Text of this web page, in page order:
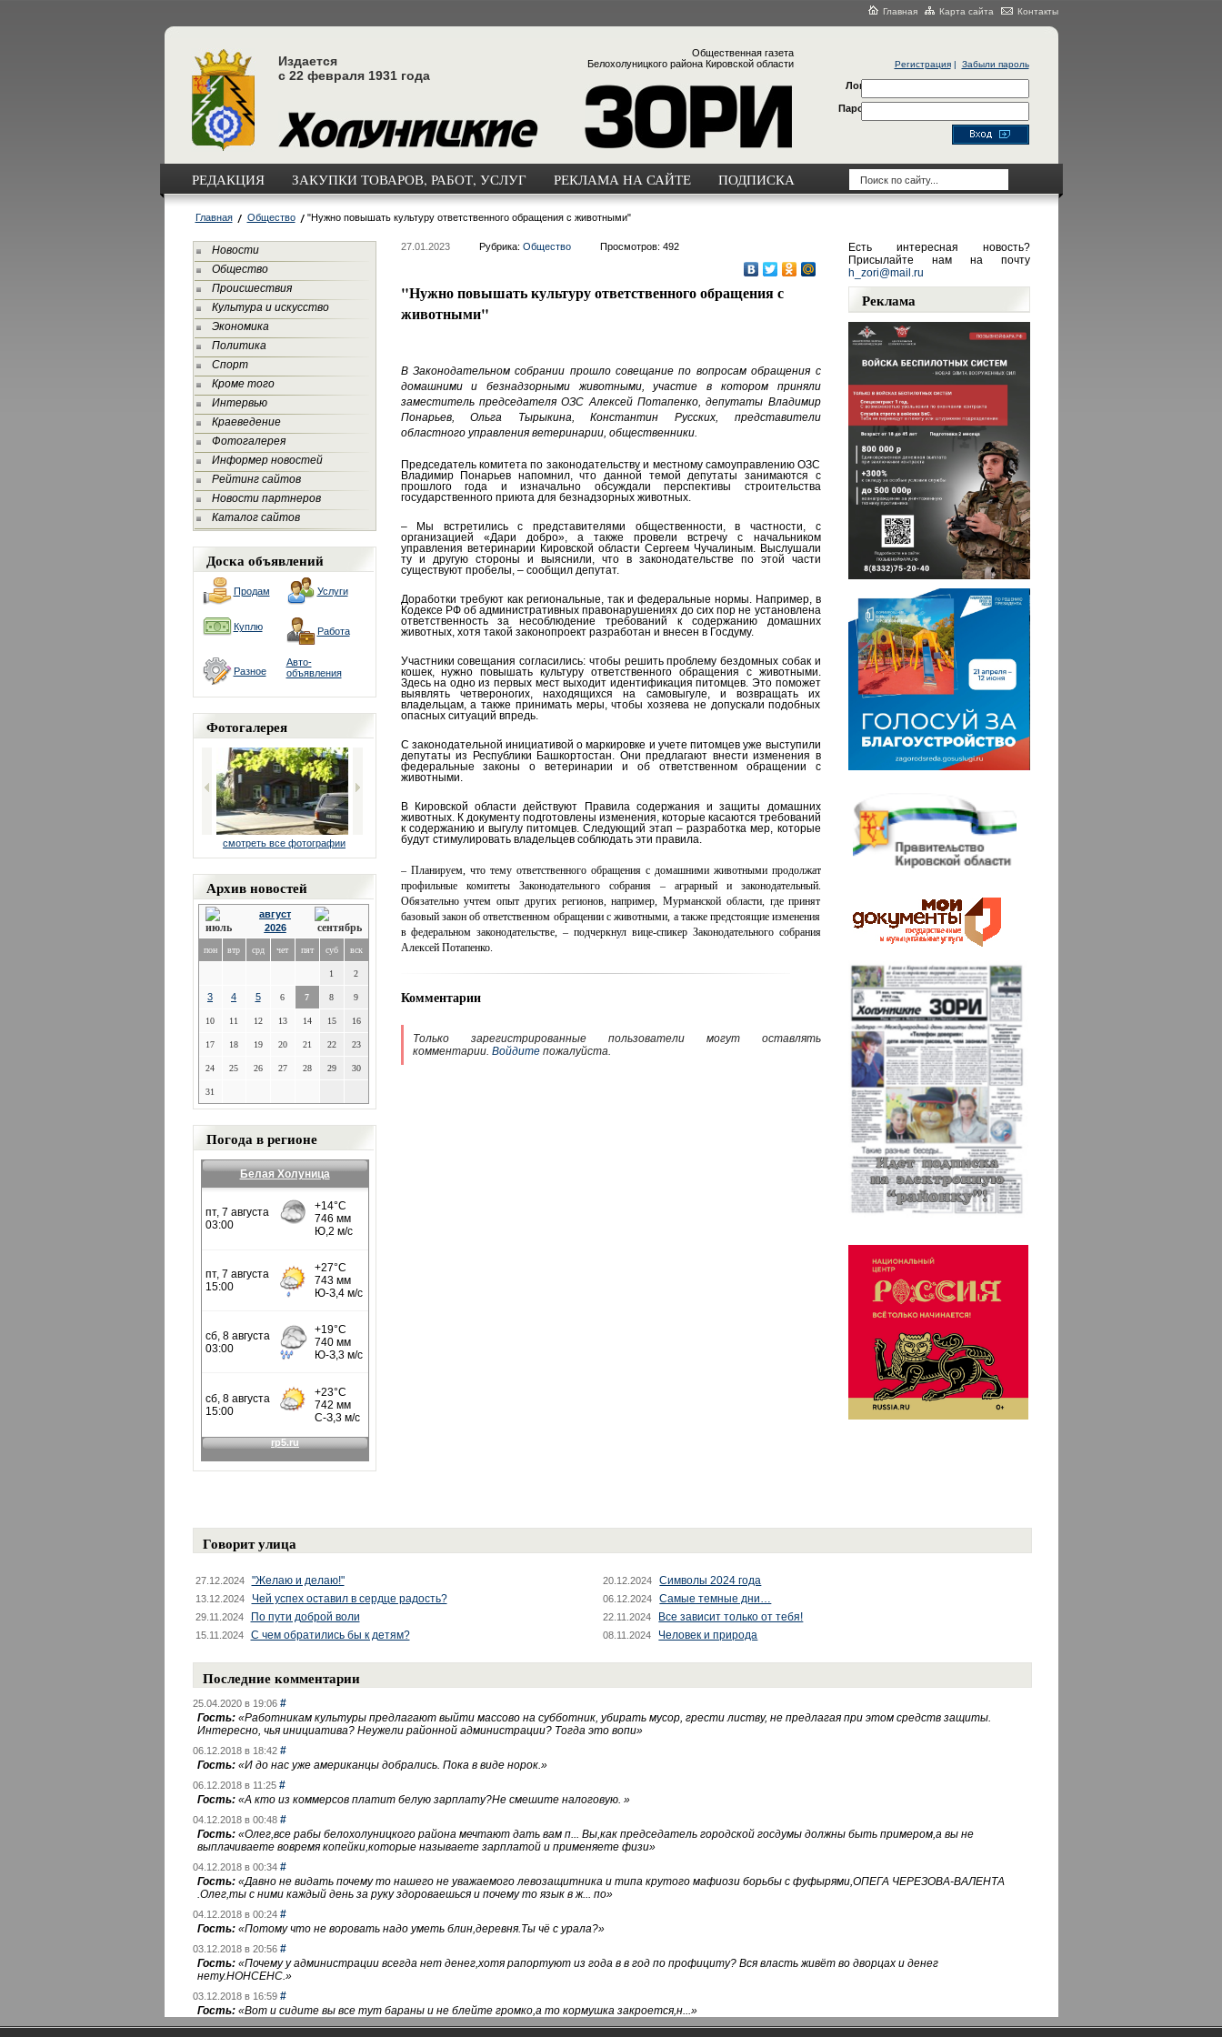
Главная Карта сайта Контакты
Издается
с 22 февраля 1931 года
Общественная газета
Белохолуницкого района Кировской области
Регистрация| Забыли пароль
Логин
Пароль
РЕДАКЦИЯ ЗАКУПКИ ТОВАРОВ, РАБОТ, УСЛУГ РЕКЛАМА НА САЙТЕ ПОДПИСКА
Главная Общество "Нужно повышать культуру ответственного обращения с животными"
Новости
Общество
Происшествия
Культура и искусство
Экономика
Политика
Спорт
Кроме того
Интервью
Краеведение
Фотогалерея
Информер новостей
Рейтинг сайтов
Новости партнеров
Каталог сайтов
Доска объявлений
Продам Услуги
Куплю Работа
Разное
Авто-
объявления
Фотогалерея
смотреть все фотографии
Архив новостей
август
2026
пон втр срд чет пят суб вск
1 2
3 4 5 6 7 8 9
10 11 12 13 14 15 16
17 18 19 20 21 22 23
24 25 26 27 28 29 30
31
Погода в регионе
Белая Холуница
27.01.2023 Рубрика: Общество Просмотров: 492
"Нужно повышать культуру ответственного обращения с
животными"
В Законодательном собрании прошло совещание по вопросам обращения с
домашними и безнадзорными животными, участие в котором приняли
заместитель председателя ОЗС Алексей Потапенко, депутаты Владимир
Понарьев, Ольга Тырыкина, Константин Русских, представители
областного управления ветеринарии, общественники.
Председатель комитета по законодательству и местному самоуправлению ОЗС
Владимир Понарьев напомнил, что данной темой депутаты занимаются с
прошлого года и изначально обсуждали перспективы строительства
государственного приюта для безнадзорных животных.
– Мы встретились с представителями общественности, в частности, с
организацией «Дари добро», а также провели встречу с начальником
управления ветеринарии Кировской области Сергеем Чучалиным. Выслушали
ту и другую стороны и выяснили, что в законодательстве по этой части
существуют пробелы, – сообщил депутат.
Доработки требуют как региональные, так и федеральные нормы. Например, в
Кодексе РФ об административных правонарушениях до сих пор не установлена
ответственность за несоблюдение требований к содержанию домашних
животных, хотя такой законопроект разработан и внесен в Госдуму.
Участники совещания согласились: чтобы решить проблему бездомных собак и
кошек, нужно повышать культуру ответственного обращения с животными.
Здесь на одно из первых мест выходит идентификация питомцев. Это поможет
выявлять четвероногих, находящихся на самовыгуле, и возвращать их
владельцам, а также принимать меры, чтобы хозяева не допускали подобных
опасных ситуаций впредь.
С законодательной инициативой о маркировке и учете питомцев уже выступили
депутаты из Республики Башкортостан. Они предлагают внести изменения в
федеральные законы о ветеринарии и об ответственном обращении с
животными.
В Кировской области действуют Правила содержания и защиты домашних
животных. К документу подготовлены изменения, которые касаются требований
к содержанию и выгулу питомцев. Следующий этап – разработка мер, которые
будут стимулировать владельцев соблюдать эти правила.
– Планируем, что тему ответственного обращения с домашними животными продолжат
профильные комитеты Законодательного собрания – аграрный и законодательный.
Обязательно учтем опыт других регионов, например, Мурманской области, где принят
базовый закон об ответственном обращении с животными, а также предстоящие изменения
в федеральном законодательстве, – подчеркнул вице-спикер Законодательного собрания
Алексей Потапенко.
Комментарии
Только зарегистрированные пользователи могут оставлять
комментарии. Войдитепожалуйста.
Есть интересная новость?
Присылайте нам на почту
h_zori@mail.ru
Реклама
Говорит улица
27.12.2024 "Желаю и делаю!" 20.12.2024 Символы 2024 года
13.12.2024 Чей успех оставил в сердце радость? 06.12.2024 Самые темные дни…
29.11.2024 По пути доброй воли 22.11.2024 Все зависит только от тебя!
15.11.2024 С чем обратились бы к детям? 08.11.2024 Человек и природа
Последние комментарии
25.04.2020 в 19:06 #
Гость: «Работникам культуры предлагают выйти массово на субботник, убирать мусор, грести листву, не предлагая при этом средств защиты.
Интересно, чья инициатива? Неужели районной администрации? Тогда это вопи»
06.12.2018 в 18:42 #
Гость: «И до нас уже американцы добрались. Пока в виде норок.»
06.12.2018 в 11:25 #
Гость: «А кто из коммерсов платит белую зарплату?Не смешите налоговую. »
04.12.2018 в 00:48 #
Гость: «Олег,все рабы белохолуницкого района мечтают дать вам п... Вы,как председатель городской госдумы должны быть примером,а вы не
выплачиваете вовремя копейки,которые называете зарплатой и применяете физи»
04.12.2018 в 00:34 #
Гость: «Давно не видать почему то нашего не уважаемого левозащитника и типа крутого мафиози борьбы с фуфырями,ОПЕГА ЧЕРЕЗОВА-ВАЛЕНТА
.Олег,ты с ними каждый день за руку здороваешься и почему то язык в ж... по»
04.12.2018 в 00:24 #
Гость: «Потому что не воровать надо уметь блин,деревня.Ты чё с урала?»
03.12.2018 в 20:56 #
Гость: «Почему у администрации всегда нет денег,хотя рапортуют из года в в год по профициту? Вся власть живёт во дворцах и денег
нету.НОНСЕНС.»
03.12.2018 в 16:59 #
Гость: «Вот и сидите вы все тут бараны и не блейте громко,а то кормушка закроется,н...»